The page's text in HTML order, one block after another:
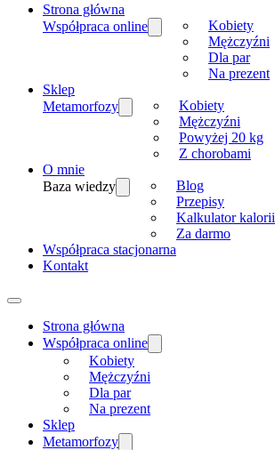
Strona główna
Współpraca online
Kobiety
Mężczyźni
Dla par
Na prezent
Sklep
Metamorfozy
Kobiety
Mężczyźni
Powyżej 20 kg
Z chorobami
O mnie
Baza wiedzy
Blog
Przepisy
Kalkulator kalorii
Za darmo
Współpraca stacjonarna
Kontakt
Strona główna
Współpraca online
Kobiety
Mężczyźni
Dla par
Na prezent
Sklep
Metamorfozy